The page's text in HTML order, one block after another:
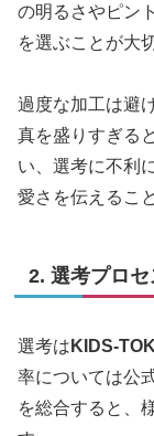
の明るさやピン
を選ぶことが大
過度な加工は避
真を盛りすぎる
い、選考に不利
愛さを伝えるこ
2. 選考プロ
選考は KIDS-
率については公
を総合すると、